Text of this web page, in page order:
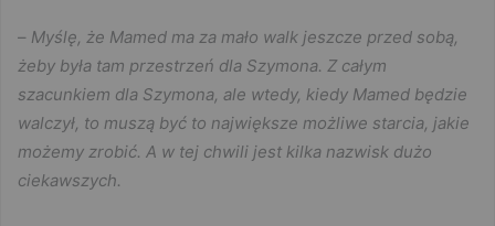
– Myślę, że Mamed ma za mało walk jeszcze przed sobą,
żeby była tam przestrzeń dla Szymona. Z całym
szacunkiem dla Szymona, ale wtedy, kiedy Mamed będzie
walczył, to muszą być to największe możliwe starcia, jakie
możemy zrobić. A w tej chwili jest kilka nazwisk dużo
ciekawszych.